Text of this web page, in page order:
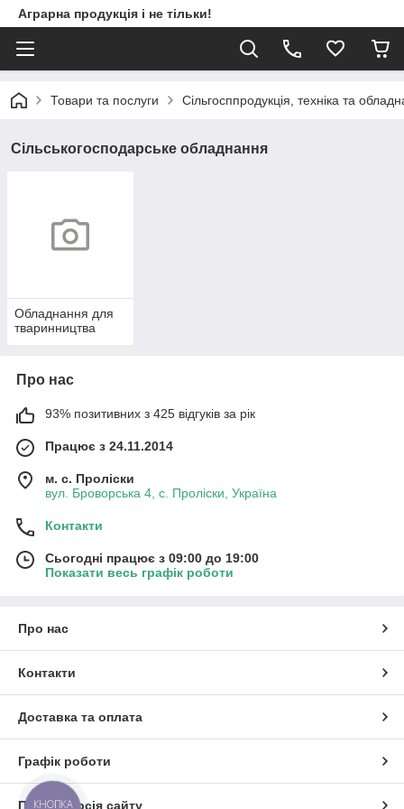
Аграрна продукція і не тільки!
Товари та послуги Сільгосппродукція, техніка та
Сільськогосподарське обладнання
Обладнання для
тваринництва
Про нас
93% позитивних з 425 відгуків за рік
Працює з 24.11.2014
м. с. Проліски
вул. Броворська 4, с. Проліски, Україна
Контакти
Сьогодні працює з 09:00 до 19:00
Показати весь графік роботи
Про нас
Контакти
Доставка та оплата
Графік роботи
Повна версія сайту
КНОПКА